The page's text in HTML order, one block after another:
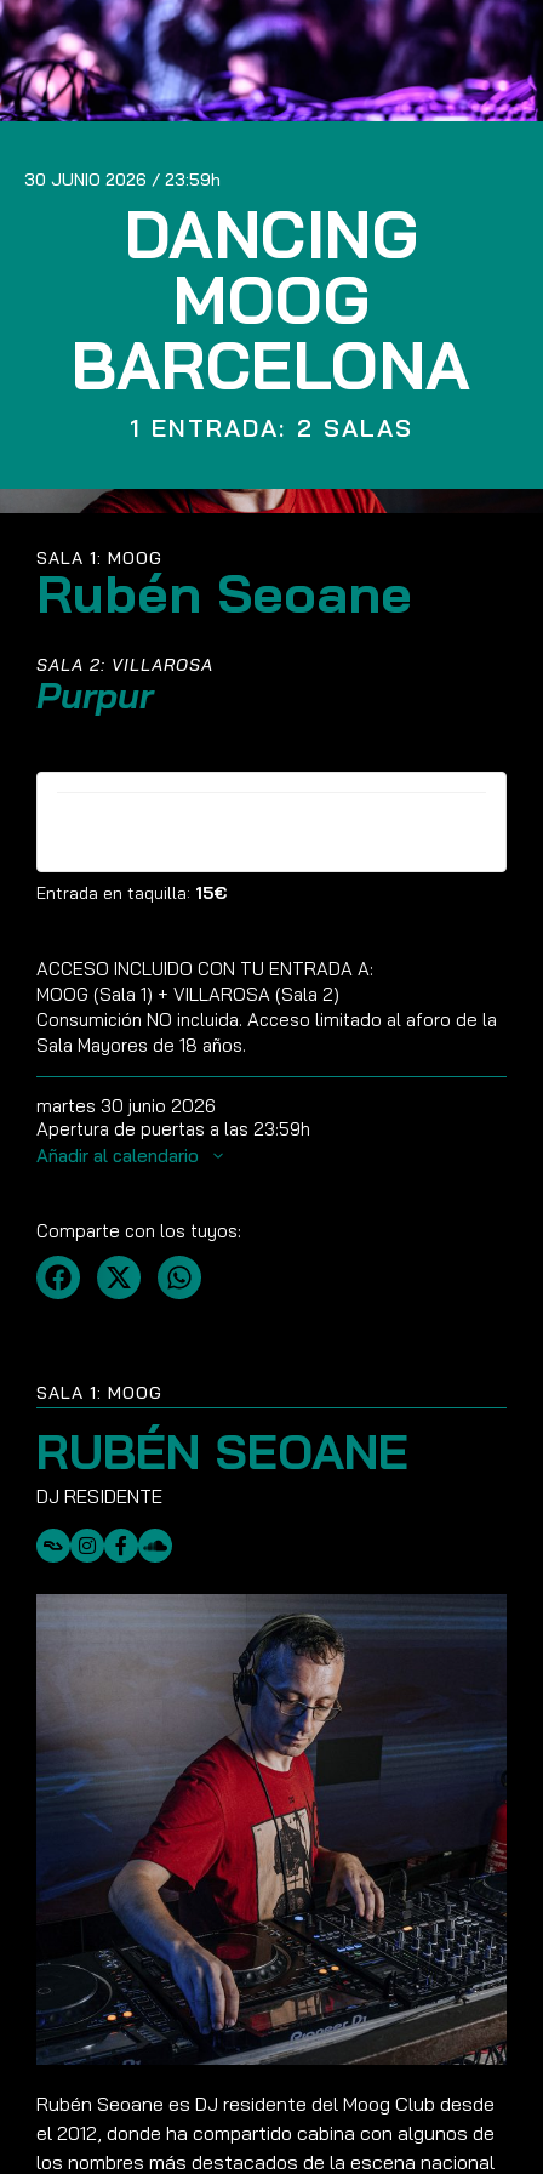
30 JUNIO 2026 23:59
DANCING
MOOG
BARCELONA
1 ENTRADA: 2 SALAS
SALA 1: MOOG
RUBÉN SEOANE
Rubén Seoane es DJ residente del Moog Club desde
el 2012, donde ha compartido cabina con algunos de
los nombres más destacados de la escena nacional
SALA 1: MOOG
Rubén Seoane
SALA 2: VILLAROSA
Purpur
Entrada en taquilla: 15€
ACCESO INCLUIDO CON TU ENTRADA A:
MOOG (Sala 1) + VILLAROSA (Sala 2)
Consumición NO incluida. Acceso limitado al aforo de la
Sala Mayores de 18 años.
martes 30 junio 2026
Apertura de puertas a las 23:59h
Añadir al calendario
Comparte con los tuyos: